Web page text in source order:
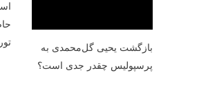
بازگشت یحیی گل‌محمدی به
پرسپولیس چقدر جدی است؟